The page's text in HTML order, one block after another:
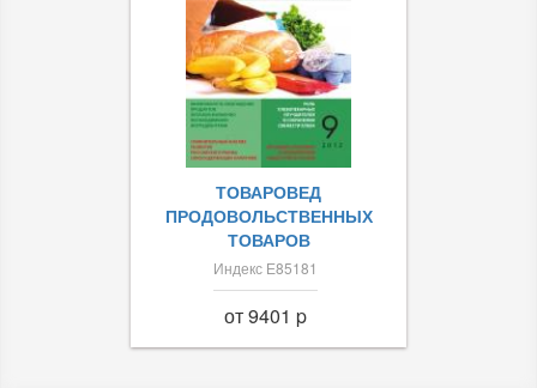
ТОВАРОВЕД
ПРОДОВОЛЬСТВЕННЫХ
ТОВАРОВ
Индекс Е85181
от 9401 p